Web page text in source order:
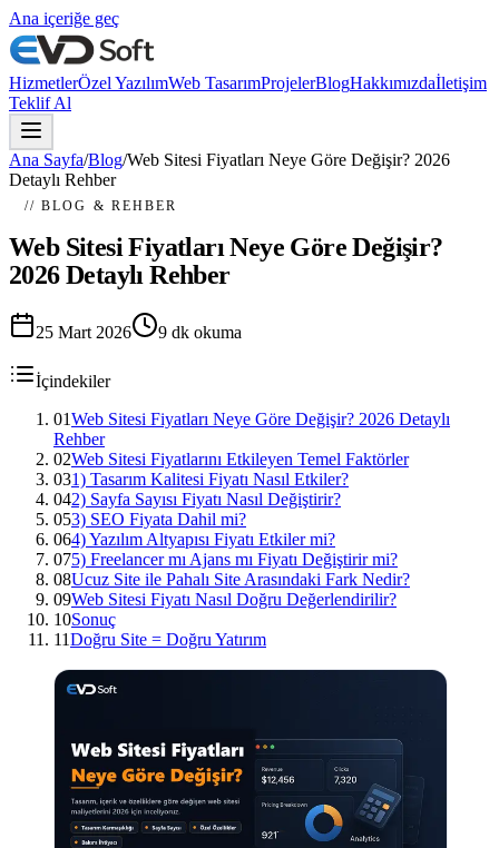
Ana içeriğe geç
HizmetlerÖzel YazılımWeb TasarımProjelerBlogHakkımızdaİletişim
Teklif Al
Ana Sayfa/Blog/Web Sitesi Fiyatları Neye Göre Değişir? 2026
Detaylı Rehber
// BLOG & REHBER
Web Sitesi Fiyatları Neye Göre Değişir?
2026 Detaylı Rehber
25 Mart 2026 9 dk okuma
İçindekiler
01Web Sitesi Fiyatları Neye Göre Değişir? 2026 Detaylı
Rehber
02Web Sitesi Fiyatlarını Etkileyen Temel Faktörler
031) Tasarım Kalitesi Fiyatı Nasıl Etkiler?
042) Sayfa Sayısı Fiyatı Nasıl Değiştirir?
053) SEO Fiyata Dahil mi?
064) Yazılım Altyapısı Fiyatı Etkiler mi?
075) Freelancer mı Ajans mı Fiyatı Değiştirir mi?
08Ucuz Site ile Pahalı Site Arasındaki Fark Nedir?
09Web Sitesi Fiyatı Nasıl Doğru Değerlendirilir?
10Sonuç
11Doğru Site = Doğru Yatırım